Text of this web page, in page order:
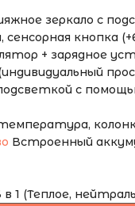
зеркало с
кнопка
+ зарядное
с
Встроенный
1 (Теплое,